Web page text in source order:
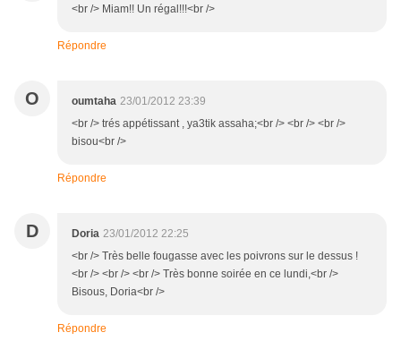
<br /> Miam!! Un régal!!!<br />
Répondre
O oumtaha 23/01/2012 23:39
<br /> trés appétissant , ya3tik assaha;<br /> <br /> <br />
bisou<br />
Répondre
D Doria 23/01/2012 22:25
<br /> Très belle fougasse avec les poivrons sur le dessus !
<br /> <br /> <br /> Très bonne soirée en ce lundi,<br />
Bisous, Doria<br />
Répondre